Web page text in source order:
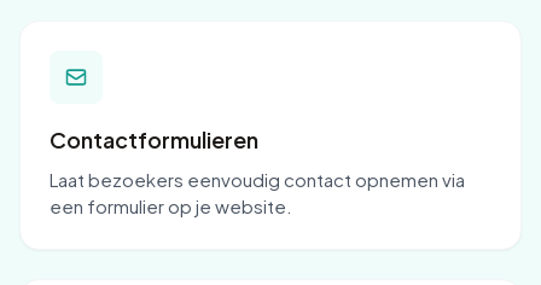
Contactformulieren
Laat bezoekers eenvoudig contact opnemen via
een formulier op je website.